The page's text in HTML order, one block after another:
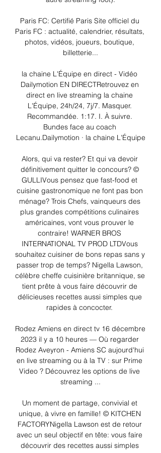
Paris FC: Certifié Paris Site officiel du
Paris FC : actualité, calendrier, résultats,
photos, vidéos, joueurs, boutique,
billetterie...
la chaine L'Équipe en direct - Vidéo
Dailymotion EN DIRECTRetrouvez en
direct en live streaming la chaine
L'Équipe, 24h/24, 7j/7. Masquer.
Recommandée. 1:17. I. À suivre.
Bundes face au coach
Lecanu.Dailymotion · la chaine L'Équipe
Alors, qui va rester? Et qui va devoir
définitivement quitter le concours? ©
GULLIVous pensez que fast-food et
cuisine gastronomique ne font pas bon
ménage? Trois Chefs, vainqueurs des
plus grandes compétitions culinaires
américaines, vont vous prouver le
contraire! WARNER BROS
INTERNATIONAL TV PROD LTDVous
souhaitez cuisiner de bons repas sans y
passer trop de temps? Nigella Lawson,
célèbre cheffe cuisinière britannique, se
tient prête à vous faire découvrir de
délicieuses recettes aussi simples que
rapides à concocter.
Rodez Amiens en direct tv 16 décembre
2023 il y a 10 heures — Où regarder
Rodez Aveyron - Amiens SC aujourd'hui
en live streaming ou à la TV : sur Prime
Video ? Découvrez les options de live
streaming ...
Un moment de partage, convivial et
unique, à vivre en famille! © KITCHEN
FACTORYNigella Lawson est de retour
avec un seul objectif en tête: vous faire
découvrir des recettes aussi simples